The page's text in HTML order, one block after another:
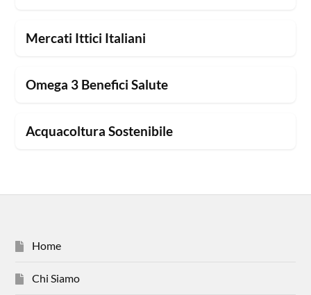
Mercati Ittici Italiani
Omega 3 Benefici Salute
Acquacoltura Sostenibile
Home
Chi Siamo